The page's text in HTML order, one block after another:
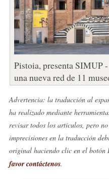
Pistoia, presenta SIMUP
una nueva red de 11
Advertencia: la traducción al
ha realizado mediante
revisar todos los artículos, pero
imprecisiones en la traducción
original haciendo clic en el
favor contáctenos.